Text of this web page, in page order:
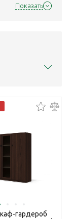
Показать
гардероб